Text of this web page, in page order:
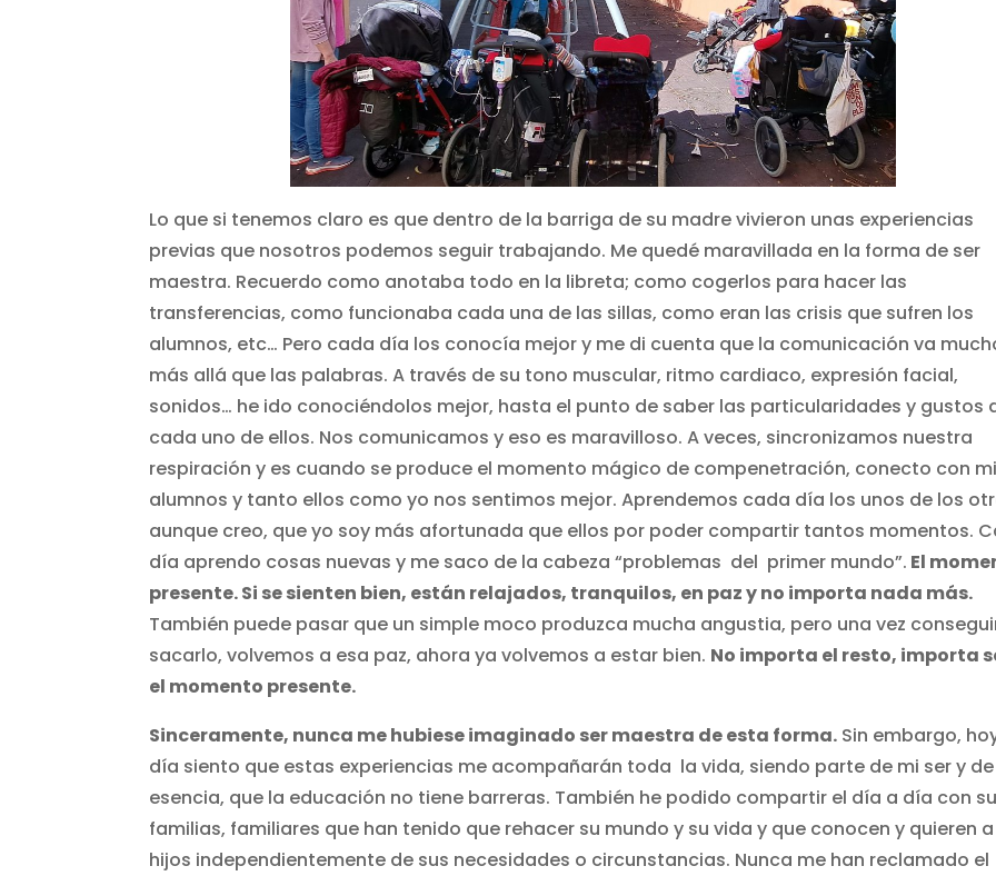
Lo que si tenemos claro es que dentro de la barriga de su madre vivieron unas experiencias
previas que nosotros podemos seguir trabajando. Me quedé maravillada en la forma de ser
maestra. Recuerdo como anotaba todo en la libreta; como cogerlos para hacer las
transferencias, como funcionaba cada una de las sillas, como eran las crisis que sufren los
alumnos, etc… Pero cada día los conocía mejor y me di cuenta que la comunicación va
más allá que las palabras. A través de su tono muscular, ritmo cardiaco, expresión facial,
sonidos… he ido conociéndolos mejor, hasta el punto de saber las particularidades y gustos
cada uno de ellos. Nos comunicamos y eso es maravilloso. A veces, sincronizamos nuestra
respiración y es cuando se produce el momento mágico de compenetración, conecto con
alumnos y tanto ellos como yo nos sentimos mejor. Aprendemos cada día los unos de los
aunque creo, que yo soy más afortunada que ellos por poder compartir tantos momentos.
día aprendo cosas nuevas y me saco de la cabeza “problemas del primer mundo”. El
presente. Si se sienten bien, están relajados, tranquilos, en paz y no importa nada más.
También puede pasar que un simple moco produzca mucha angustia, pero una vez
sacarlo, volvemos a esa paz, ahora ya volvemos a estar bien. No importa el resto, importa
el momento presente.
Sinceramente, nunca me hubiese imaginado ser maestra de esta forma. Sin embargo,
día siento que estas experiencias me acompañarán toda la vida, siendo parte de mi ser y
esencia, que la educación no tiene barreras. También he podido compartir el día a día con
familias, familiares que han tenido que rehacer su mundo y su vida y que conocen y quieren
hijos independientemente de sus necesidades o circunstancias. Nunca me han reclamado el